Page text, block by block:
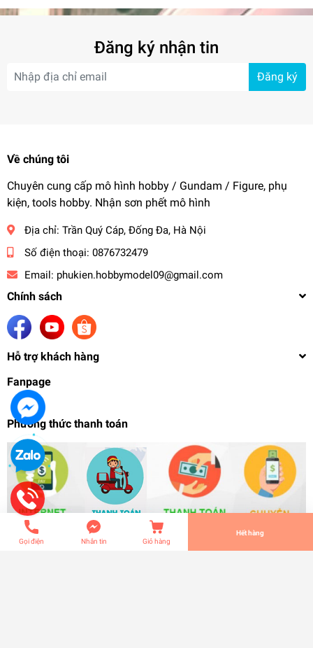
Đăng ký nhận tin
Đăng ký
Về chúng tôi
Chuyên cung cấp mô hình hobby / Gundam / Figure, phụ
kiện, tools hobby. Nhận sơn phết mô hình
Địa chỉ: Trần Quý Cáp, Đống Đa, Hà Nội
Số điện thoại: 0876732479
Email: phukien.hobbymodel09@gmail.com
Chính sách
Hỗ trợ khách hàng
Fanpage
Phương thức thanh toánMô hình lắp ráp MG 1/100 Gundam Avalanche
949.000₫
undefined
Tiến Hành Thanh Toán
Gọi điện Nhắn tin Giỏ hàng
Hết hàng